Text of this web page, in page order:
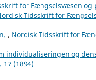
for Fængselsvæsen og
Tidsskrift for
, Nordisk Tidsskrift for
individualiseringen og
(1894)